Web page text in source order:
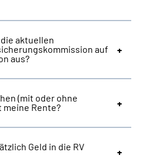
(DGS)
aktuellen
auf
aus?
(mit oder ohne
meine Rente?
Geld in die RV